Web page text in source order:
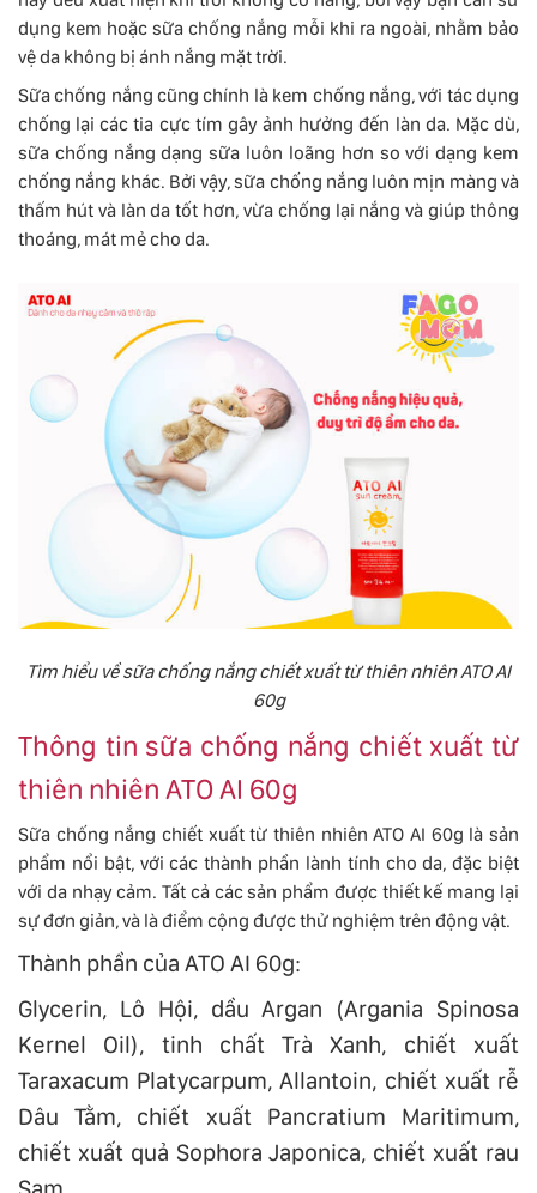
dụng kem hoặc sữa chống nắng mỗi khi ra ngoài, nhằm bảo
vệ da không bị ánh nắng mặt trời.
Sữa chống nắng cũng chính là kem chống nắng, với tác dụng
chống lại các tia cực tím gây ảnh hưởng đến làn da. Mặc dù,
sữa chống nắng dạng sữa luôn loãng hơn so với dạng kem
chống nắng khác. Bởi vậy, sữa chống nắng luôn mịn màng và
thấm hút và làn da tốt hơn, vừa chống lại nắng và giúp thông
thoáng, mát mẻ cho da.
Tìm hiểu về sữa chống nắng chiết xuất từ thiên nhiên ATO AI
60g
Thông tin sữa chống nắng chiết xuất từ
thiên nhiên ATO AI 60g
Sữa chống nắng chiết xuất từ thiên nhiên ATO AI 60g là sản
phẩm nổi bật, với các thành phần lành tính cho da, đặc biệt
với da nhạy cảm. Tất cả các sản phẩm được thiết kế mang lại
sự đơn giản, và là điểm cộng được thử nghiệm trên động vật.
Thành phần của ATO AI 60g:
Glycerin, Lô Hội, dầu Argan (Argania Spinosa
Kernel Oil), tinh chất Trà Xanh, chiết xuất
Taraxacum Platycarpum, Allantoin, chiết xuất rễ
Dâu Tằm, chiết xuất Pancratium Maritimum,
chiết xuất quả Sophora Japonica, chiết xuất rau